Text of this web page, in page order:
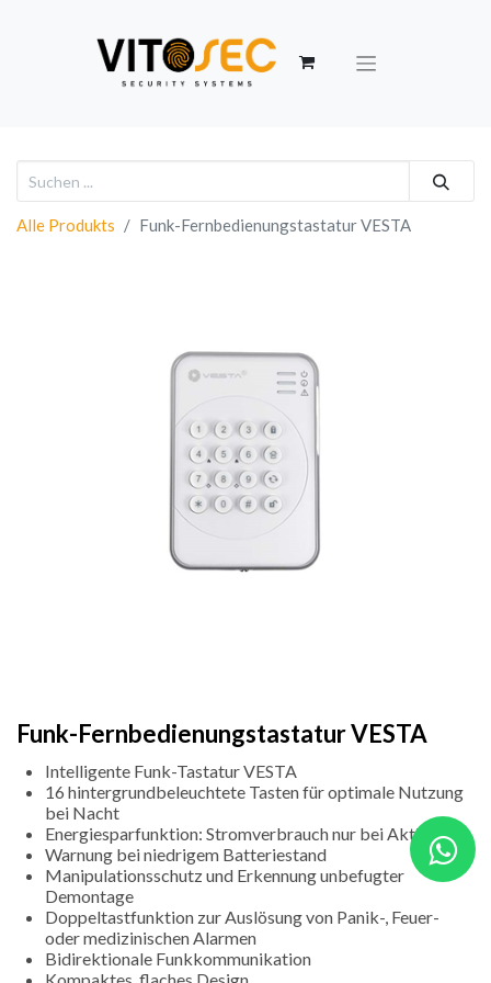
Alle Produkts Funk-Fernbedienungstastatur VESTA
Funk-Fernbedienungstastatur VESTA
Intelligente Funk-Tastatur VESTA
16 hintergrundbeleuchtete Tasten für optimale Nutzung
bei Nacht
Energiesparfunktion: Stromverbrauch nur bei Aktivität
Warnung bei niedrigem Batteriestand
Manipulationsschutz und Erkennung unbefugter
Demontage
Doppeltastfunktion zur Auslösung von Panik-, Feuer-
oder medizinischen Alarmen
Bidirektionale Funkkommunikation